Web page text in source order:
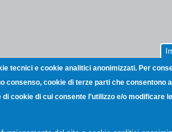
tecnici e cookie analitici anonimizzati. Per
consenso, cookie di terze parti che
cookie di cui consente l’utilizzo e/o